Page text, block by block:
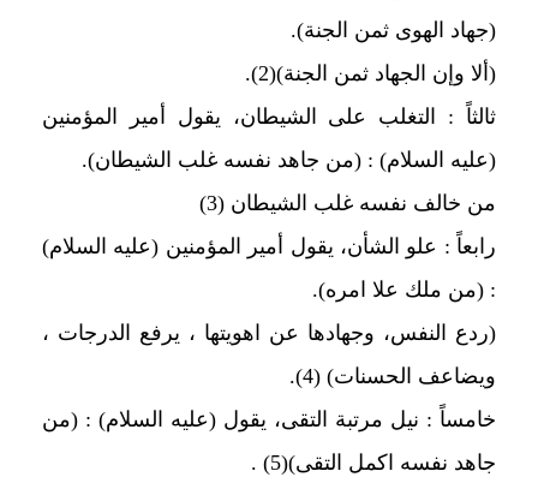
(جهاد الهوى ثمن الجنة).
(ألا وإن الجهاد ثمن الجنة)(2).
ثالثاً : التغلب على الشيطان، يقول أمير المؤمنين
(عليه السلام) : (من جاهد نفسه غلب الشيطان).
من خالف نفسه غلب الشيطان (3)
رابعاً : علو الشأن، يقول أمير المؤمنين (عليه السلام)
: (من ملك علا امره).
(ردع النفس، وجهادها عن اهويتها ، يرفع الدرجات ،
ويضاعف الحسنات) (4).
خامساً : نيل مرتبة التقى، يقول (عليه السلام) : (من
جاهد نفسه اكمل التقى)(5) .